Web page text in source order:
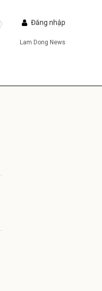
Đăng nhập
Lam Dong News